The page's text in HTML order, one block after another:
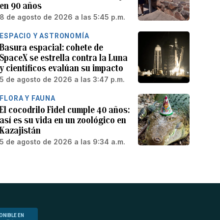
en 90 años
8 de agosto de 2026 a las 5:45 p.m.
ESPACIO Y ASTRONOMÍA
Basura espacial: cohete de
SpaceX se estrella contra la Luna
y científicos evalúan su impacto
5 de agosto de 2026 a las 3:47 p.m.
FLORA Y FAUNA
El cocodrilo Fidel cumple 40 años:
así es su vida en un zoológico en
Kazajistán
5 de agosto de 2026 a las 9:34 a.m.
EN